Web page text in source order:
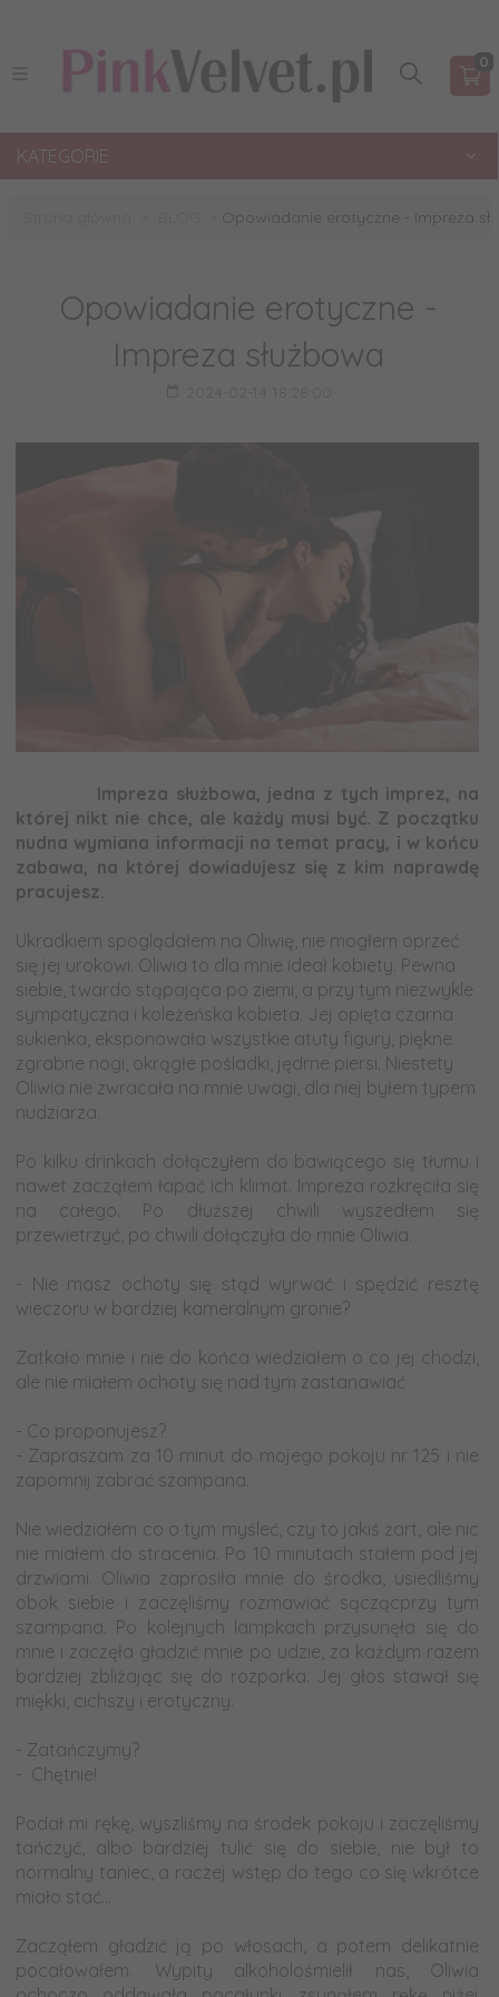
0
KATEGORIE
Opowiadanie erotyczne - Impreza
Opowiadanie erotyczne -
Impreza służbowa
Impreza służbowa, jedna z tych imprez, na
której nikt nie chce, ale każdy musi być. Z początku
nudna wymiana informacji na temat pracy, i w końcu
zabawa, na której dowiadujesz się z kim naprawdę
pracujesz.
Ukradkiem spoglądałem na Oliwię, nie mogłem oprzeć
się jej urokowi. Oliwia to dla mnie ideał kobiety. Pewna
siebie, twardo stąpająca po ziemi, a przy tym niezwykle
sympatyczna i koleżeńska kobieta. Jej opięta czarna
sukienka, eksponowała wszystkie atuty figury, piękne
zgrabne nogi, okrągłe pośladki, jędrne piersi. Niestety
Oliwia nie zwracała na mnie uwagi, dla niej byłem typem
nudziarza.
Po kilku drinkach dołączyłem do bawiącego się tłumu i
nawet zacząłem łapać ich klimat. Impreza rozkręciła się
na całego. Po dłuższej chwili wyszedłem się
przewietrzyć, po chwili dołączyła do mnie Oliwia.
- Nie masz ochoty się stąd wyrwać i spędzić resztę
wieczoru w bardziej kameralnym gronie?
Zatkało mnie i nie do końca wiedziałem o co jej chodzi,
ale nie miałem ochoty się nad tym zastanawiać
- Co proponujesz?
- Zapraszam za 10 minut do mojego pokoju nr 125 i nie
zapomnij zabrać szampana.
Nie wiedziałem co o tym myśleć, czy to jakiś żart, ale nic
nie miałem do stracenia. Po 10 minutach stałem pod jej
drzwiami. Oliwia zaprosiła mnie do środka, usiedliśmy
obok siebie i zaczęliśmy rozmawiać sączącprzy tym
szampana. Po kolejnych lampkach przysunęła się do
mnie i zaczęła gładzić mnie po udzie, za każdym razem
bardziej zbliżając się do rozporka. Jej głos stawał się
miękki, cichszy i erotyczny.
- Zatańczymy?
- Chętnie!
Podał mi rękę, wyszliśmy na środek pokoju i zaczęliśmy
tańczyć, albo bardziej tulić się do siebie, nie był to
normalny taniec, a raczej wstęp do tego co się wkrótce
miało stać…
Zacząłem gładzić ją po włosach, a potem delikatnie
pocałowałem. Wypity alkoholośmielił nas, Oliwia